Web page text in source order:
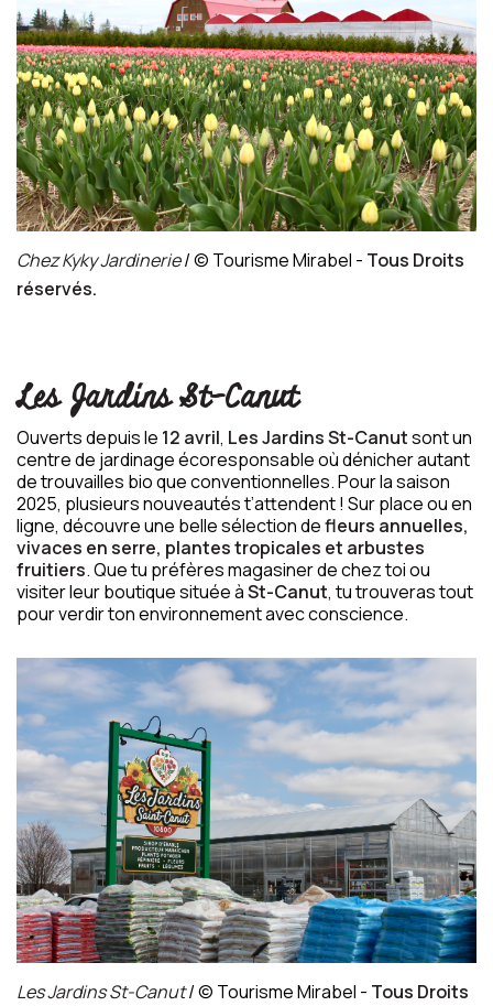
Chez Kyky Jardinerie/ © Tourisme Mirabel - Tous Droits
réservés.
Les Jardins St-Canut
Ouverts depuis le 12 avril, Les Jardins St-Canutsont un
centre de jardinage écoresponsable où dénicher autant
de trouvailles bio que conventionnelles. Pour la saison
2025, plusieurs nouveautés t’attendent ! Sur place ou en
ligne, découvre une belle sélection defleurs annuelles,
vivaces en serre, plantes tropicales et arbustes
fruitiers. Que tu préfères magasiner de chez toi ou
visiter leur boutique située àSt-Canut, tu trouveras tout
pour verdir ton environnement avec conscience.
Les Jardins St-Canut/ © Tourisme Mirabel - Tous Droits